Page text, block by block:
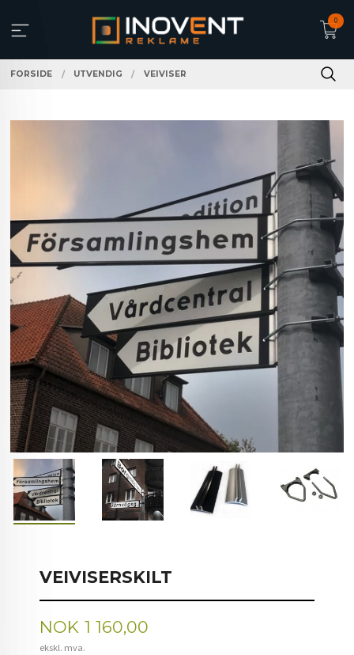
innholdet
0
FORSIDE UTVENDIG VEIVISER
VEIVISERSKILT
Pris
NOK 1 160,00
ekskl. mva.